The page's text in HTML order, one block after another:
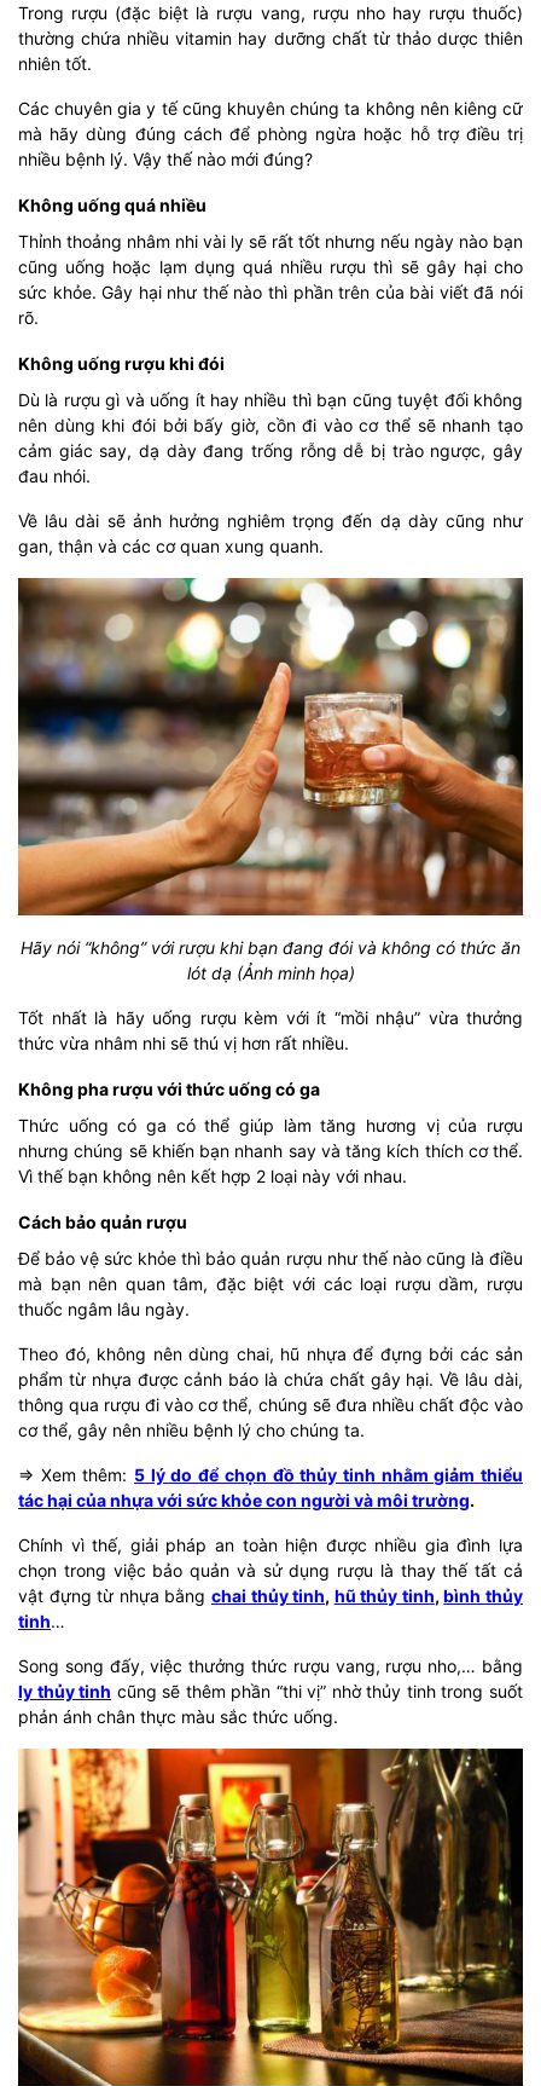
Trong rượu (đặc biệt là rượu vang, rượu nho hay rượu thuốc)
thường chứa nhiều vitamin hay dưỡng chất từ thảo dược thiên
nhiên tốt.
Các chuyên gia y tế cũng khuyên chúng ta không nên kiêng cữ
mà hãy dùng đúng cách để phòng ngừa hoặc hỗ trợ điều trị
nhiều bệnh lý. Vậy thế nào mới đúng?
Không uống quá nhiều
Thỉnh thoảng nhâm nhi vài ly sẽ rất tốt nhưng nếu ngày nào bạn
cũng uống hoặc lạm dụng quá nhiều rượu thì sẽ gây hại cho
sức khỏe. Gây hại như thế nào thì phần trên của bài viết đã nói
rõ.
Không uống rượu khi đói
Dù là rượu gì và uống ít hay nhiều thì bạn cũng tuyệt đối không
nên dùng khi đói bởi bấy giờ, cồn đi vào cơ thể sẽ nhanh tạo
cảm giác say, dạ dày đang trống rỗng dễ bị trào ngược, gây
đau nhói.
Về lâu dài sẽ ảnh hưởng nghiêm trọng đến dạ dày cũng như
gan, thận và các cơ quan xung quanh.
Hãy nói “không” với rượu khi bạn đang đói và không có thức ăn
lót dạ (Ảnh minh họa)
Tốt nhất là hãy uống rượu kèm với ít “mồi nhậu” vừa thưởng
thức vừa nhâm nhi sẽ thú vị hơn rất nhiều.
Không pha rượu với thức uống có ga
Thức uống có ga có thể giúp làm tăng hương vị của rượu
nhưng chúng sẽ khiến bạn nhanh say và tăng kích thích cơ thể.
Vì thế bạn không nên kết hợp 2 loại này với nhau.
Cách bảo quản rượu
Để bảo vệ sức khỏe thì bảo quản rượu như thế nào cũng là điều
mà bạn nên quan tâm, đặc biệt với các loại rượu dầm, rượu
thuốc ngâm lâu ngày.
Theo đó, không nên dùng chai, hũ nhựa để đựng bởi các sản
phẩm từ nhựa được cảnh báo là chứa chất gây hại. Về lâu dài,
thông qua rượu đi vào cơ thể, chúng sẽ đưa nhiều chất độc vào
cơ thể, gây nên nhiều bệnh lý cho chúng ta.
=> Xem thêm: 5 lý do để chọn đồ thủy tinh nhằm giảm thiểu
tác hại của nhựa với sức khỏe con người và môi trường.
Chính vì thế, giải pháp an toàn hiện được nhiều gia đình lựa
chọn trong việc bảo quản và sử dụng rượu là thay thế tất cả
vật đựng từ nhựa bằng chai thủy tinh, hũ thủy tinh,bình thủy
tinh…
Song song đấy, việc thưởng thức rượu vang, rượu nho,… bằng
ly thủy tinh cũng sẽ thêm phần “thi vị” nhờ thủy tinh trong suốt
phản ánh chân thực màu sắc thức uống.